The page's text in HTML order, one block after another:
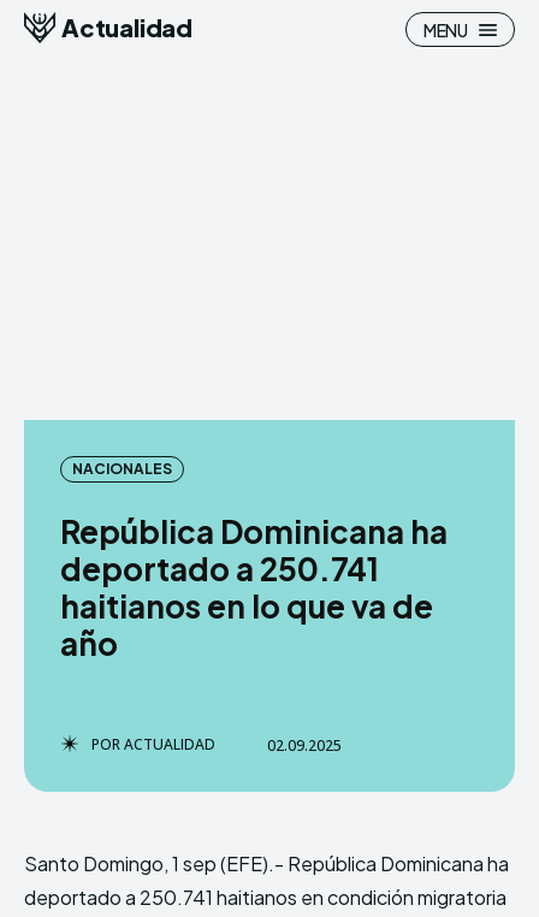
Actualidad MENU
NACIONALES
República Dominicana ha
deportado a 250.741
haitianos en lo que va de
año
PORACTUALIDAD 02.09.2025
Santo Domingo, 1 sep (EFE).- República Dominicana ha
deportado a 250.741 haitianos en condición migratoria